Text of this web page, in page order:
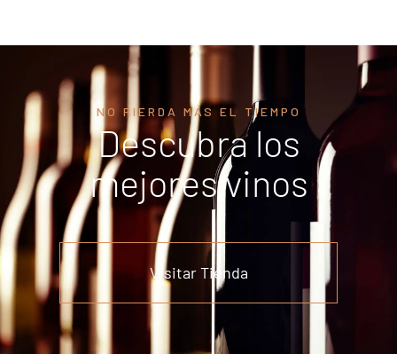
NO PIERDA MÁS EL TIEMPO
Descubra los
mejores vinos
Visitar Tienda